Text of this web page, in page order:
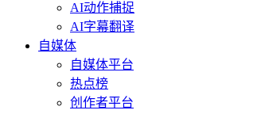
AI动作捕捉
AI字幕翻译
自媒体
自媒体平台
热点榜
创作者平台